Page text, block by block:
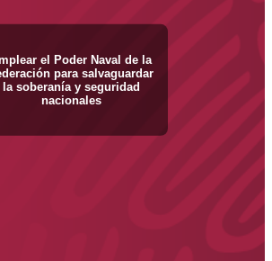
el Poder Naval de la
para salvaguardar
la soberanía y seguridad
nacionales